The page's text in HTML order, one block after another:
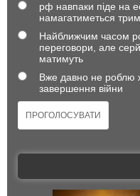
рф навпаки піде на
намагатиметься
Найближчим часом
переговори, але
матимуть
Вже давно не роблю
завершення війни